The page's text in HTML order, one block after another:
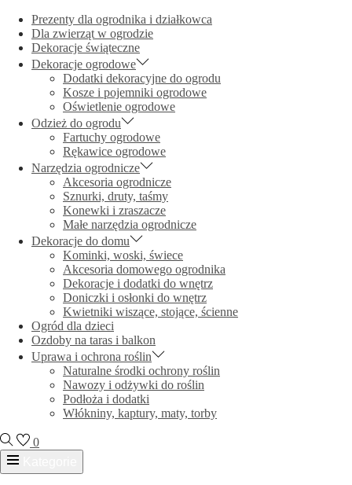
Prezenty dla ogrodnika i działkowca
Dla zwierząt w ogrodzie
Dekoracje świąteczne
Dekoracje ogrodowe
Dodatki dekoracyjne do ogrodu
Kosze i pojemniki ogrodowe
Oświetlenie ogrodowe
Odzież do ogrodu
Fartuchy ogrodowe
Rękawice ogrodowe
Narzędzia ogrodnicze
Akcesoria ogrodnicze
Sznurki, druty, taśmy
Konewki i zraszacze
Małe narzędzia ogrodnicze
Dekoracje do domu
Kominki, woski, świece
Akcesoria domowego ogrodnika
Dekoracje i dodatki do wnętrz
Doniczki i osłonki do wnętrz
Kwietniki wiszące, stojące, ścienne
Ogród dla dzieci
Ozdoby na taras i balkon
Uprawa i ochrona roślin
Naturalne środki ochrony roślin
Nawozy i odżywki do roślin
Podłoża i dodatki
Włókniny, kaptury, maty, torby
0